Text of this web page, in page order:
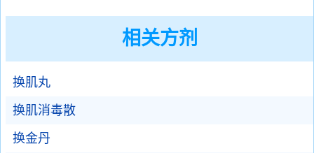
相关方剂
换肌丸
换肌消毒散
换金丹